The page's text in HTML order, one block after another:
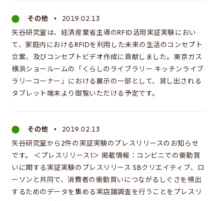
その他
2019.02.13
矢谷研究室は、経済産業省主導のRFID活用実証実験におい
て、家庭内におけるRFIDを利用した未来の生活のコンセプト
立案、及びコンセプトビデオ作成に貢献しました。東京ガス
横浜ショールームの「くらしのライブラリー キッチンライブ
ラリーコーナー」における展示の一部として、貸し出される
タブレット端末より御覧いただける予定です。
その他
2019.02.13
矢谷研究室から2件の実証実験のプレスリリースのお知らせ
です。 ＜プレスリリース1＞ 掲載情報：コンビニでの衝動買
いに関する実証実験のプレスリリース SBクリエイティブ、ロ
ーソンと共同で、消費者の衝動買いにつながるしぐさを検出
するためのデータを集める実店舗調査を行うことをプレスリ